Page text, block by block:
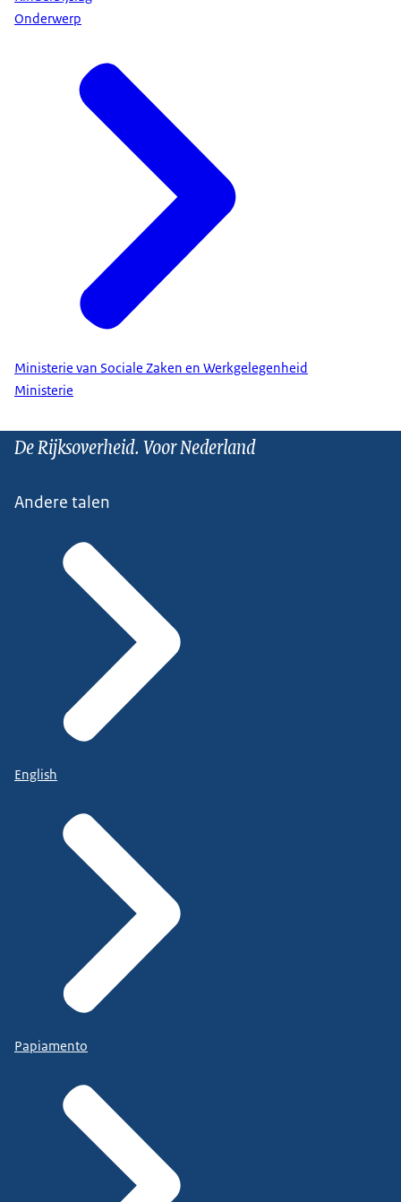
Onderwerp
Ministerie van Sociale Zaken en Werkgelegenheid
Ministerie
De Rijksoverheid. Voor Nederland
Andere talen
English
Papiamento